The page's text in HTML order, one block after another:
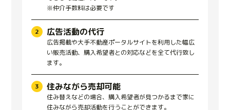
※仲介手数料は必要です
広告活動の代行
広告掲載や大手不動産ポータルサイトを利用した幅広
い販売活動、購入希望者との対応などを全て代行致し
ます。
住みながら売却可能
住み替えなどの場合、購入希望者が見つかるまで家に
住みながら売却活動を行うことができます。